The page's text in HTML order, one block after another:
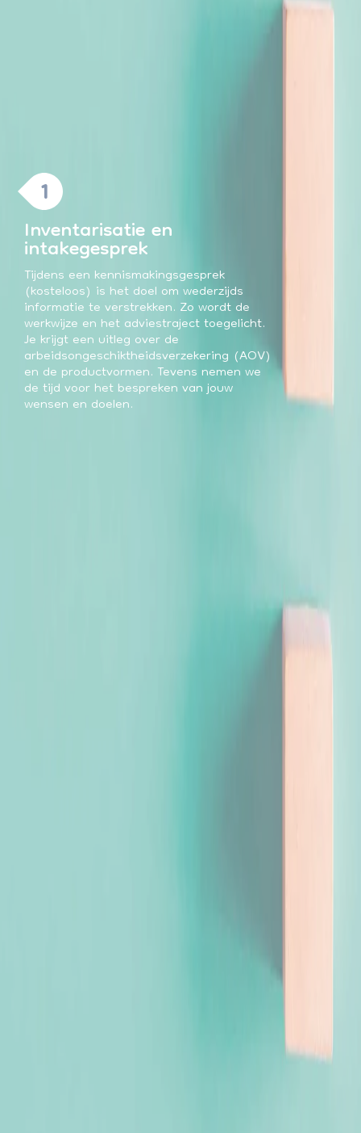
1
Inventarisatie en
intakegesprek
Tijdens een kennismakingsgesprek
(kosteloos) is het doel om wederzijds
informatie te verstrekken. Zo wordt de
werkwijze en het adviestraject toegelicht.
Je krijgt een uitleg over de
arbeidsongeschiktheidsverzekering (AOV)
en de productvormen. Tevens nemen we
de tijd voor het bespreken van jouw
wensen en doelen.